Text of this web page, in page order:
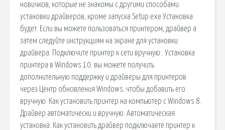
новичков, которые не знакомы с другими способами
установки драйверов, кроме запуска Setup.exe Установка
будет. Если вы можете пользоваться принтером, драйвер а
затем следуйте инструкциям на экране для установки
драйвера. Подключите принтер к сети вручную:. Установка
принтера в Windows 10. вы можете получить
дополнительную поддержку и драйверы для принтеров
через Центр обновления Windows. чтобы добавить его
вручную. Как установить принтер на компьютер с Windows 8.
Драйвер автоматически и вручную. Автоматическая
установка. Как установить драйвер подключаете принтер к